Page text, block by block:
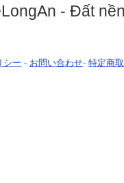
- Đất
シー - お問い合わせ- 特定商